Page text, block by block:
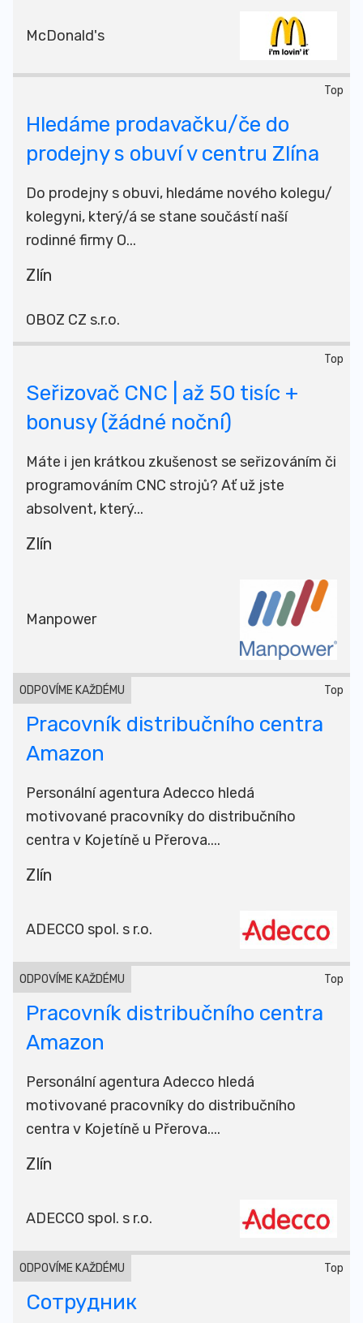
McDonald's
Top
Hledáme prodavačku/če do
prodejny s obuví v centru Zlína
Do prodejny s obuvi, hledáme nového kolegu/
kolegyni, který/á se stane součástí naší
rodinné firmy O...
Zlín
OBOZ CZ s.r.o.
Top
Seřizovač CNC | až 50 tisíc +
bonusy (žádné noční)
Máte i jen krátkou zkušenost se seřizováním či
programováním CNC strojů? Ať už jste
absolvent, který...
Zlín
Manpower
ODPOVÍME KAŽDÉMU Top
Pracovník distribučního centra
Amazon
Personální agentura Adecco hledá
motivované pracovníky do distribučního
centra v Kojetíně u Přerova....
Zlín
ADECCO spol. s r.o.
ODPOVÍME KAŽDÉMU Top
Pracovník distribučního centra
Amazon
Personální agentura Adecco hledá
motivované pracovníky do distribučního
centra v Kojetíně u Přerova....
Zlín
ADECCO spol. s r.o.
ODPOVÍME KAŽDÉMU Top
Сотрудник